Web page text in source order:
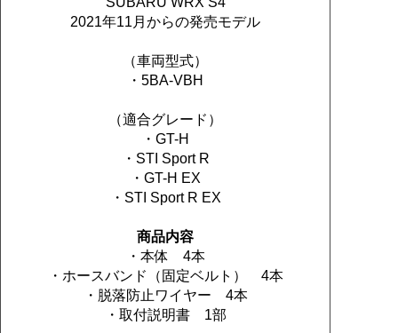
2021年11月からの発売モデル
（車両型式）
・5BA-VBH
（適合グレード）
・GT-H
・STI Sport R
・GT-H EX
・STI Sport R EX
商品内容
・本体 4本
・ホースバンド（固定ベルト） 4本
・脱落防止ワイヤー 4本
・取付説明書 1部